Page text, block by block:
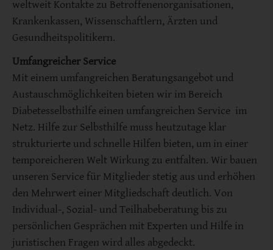
weltweit Kontakte zu Betroffenenorganisationen,
Krankenkassen, Wissenschaftlern, Ärzten und
Gesundheitspolitikern.
Umfangreicher Service
Mit einem umfangreichen Beratungsangebot und
Austauschmöglichkeiten bieten wir im Bereich
Diabetesselbsthilfe einen umfangreichen Service im
Netz. Hilfe zur Selbsthilfe muss heutzutage klar
strukturierte und schnelle Hilfen bieten, um in einer
temporeicheren Welt Wirkung zu entfalten. Wir bauen
unseren Service für Mitglieder stetig aus und erhöhen
den Mehrwert einer Mitgliedschaft deutlich. Von
Individual-, Sozial- und Teilhabeberatung bis zu
persönlichen Gesprächen mit Experten und Hilfe in
juristischen Fragen wird alles abgedeckt.